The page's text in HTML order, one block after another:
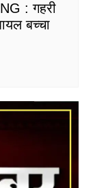
: गहरी
बच्चा